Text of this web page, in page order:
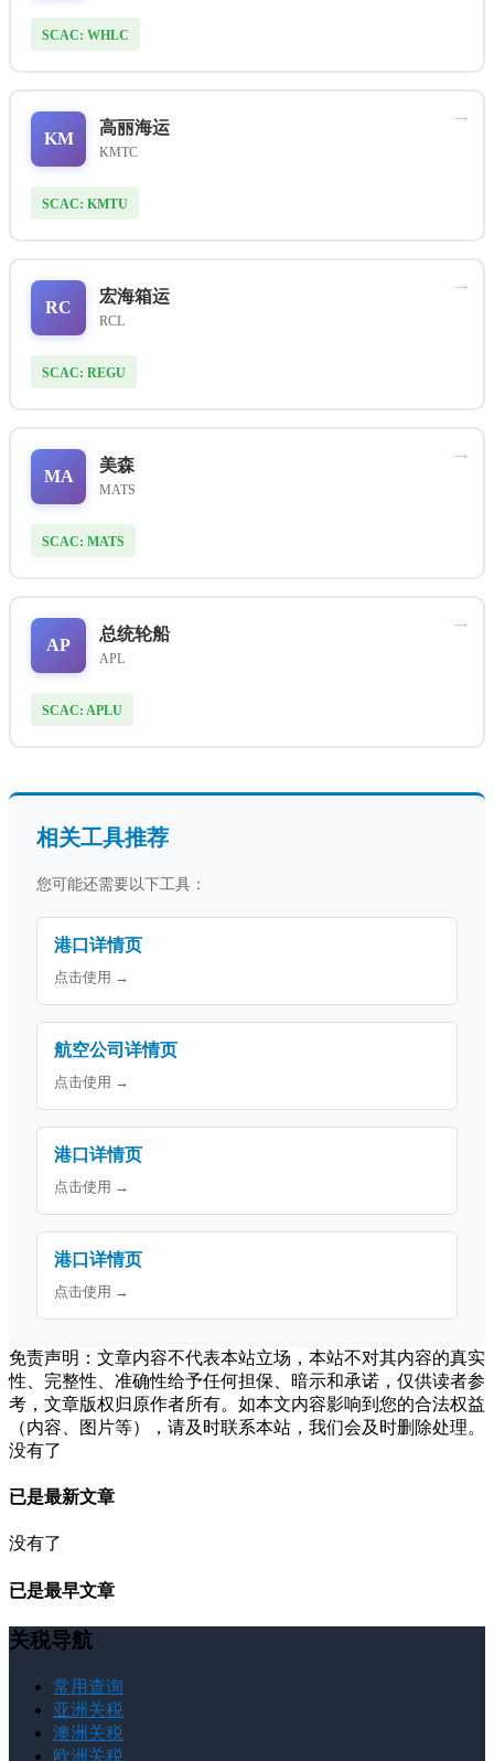
SCAC: WHLC
KM
高丽海运
KMTC
SCAC: KMTU
→
RC
宏海箱运
RCL
SCAC: REGU
→
MA
美森
MATS
SCAC: MATS
→
AP
总统轮船
APL
SCAC: APLU
→
相关工具推荐
您可能还需要以下工具：
港口详情页
点击使用 →
航空公司详情页
点击使用 →
港口详情页
点击使用 →
港口详情页
点击使用 →
免责声明：文章内容不代表本站立场，本站不对其内容的真实
性、完整性、准确性给予任何担保、暗示和承诺，仅供读者参
考，文章版权归原作者所有。如本文内容影响到您的合法权益
（内容、图片等），请及时联系本站，我们会及时删除处理。
没有了
已是最新文章
没有了
已是最早文章
关税导航
常用查询
亚洲关税
澳洲关税
欧洲关税